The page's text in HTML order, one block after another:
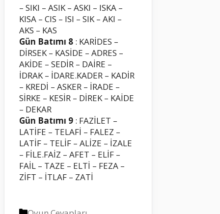
– SIKI – ASIK – ASKI – ISKA –
KISA – CIS – ISI – SIK – AKI –
AKS – KAS
Gün Batımı 8 : KARİDES –
DİRSEK – KASİDE – ADRES –
AKİDE – SEDİR – DAİRE –
İDRAK – İDARE.KADER – KADİR
– KREDİ – ASKER – İRADE –
SİRKE – KESİR – DİREK – KAİDE
– DEKAR
Gün Batımı 9 : FAZİLET –
LATİFE – TELAFİ – FALEZ –
LATİF – TELİF – ALİZE – İZALE
– FİLE.FAİZ – AFET – ELİF –
FAİL – TAZE – ELTİ – FEZA –
ZİFT – İTLAF – ZATİ